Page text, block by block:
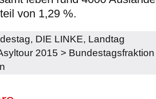
von 1,29 %.
, DIE LINKE, Landtag
2015 > Bundestagsfraktion